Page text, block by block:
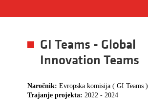
GI Teams - Global
Innovation Teams
Naročnik: Evropska komisija ( GI Teams )
Trajanje projekta: 2022 - 2024